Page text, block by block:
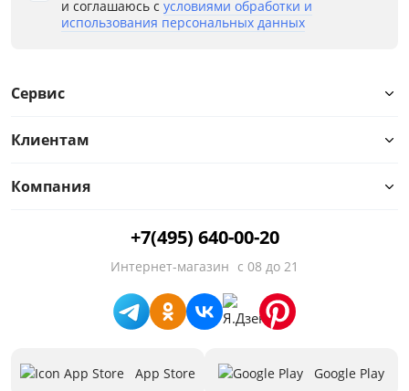
и соглашаюсь с условиями обработки и
использования персональных данных
Сервис
Клиентам
Компания
+7(495) 640-00-20
Интернет-магазин с 08 до 21
App Store Google Play